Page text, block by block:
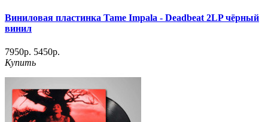
Виниловая пластинка Tame Impala - Deadbeat 2LP чёрный
винил
7950р. 5450р.
Купить